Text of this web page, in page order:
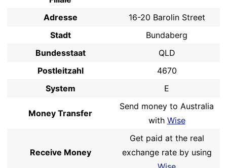
Adresse
16-20 Barolin Street
Stadt
Bundaberg
Bundesstaat
QLD
Postleitzahl
4670
System
E
Money Transfer
Send money to Australia
with Wise
Receive Money
Get paid at the real
exchange rate by using